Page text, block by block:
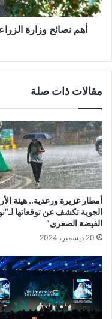
أهم نصائح وزارة
مقالات ذات صلة
أمطار غزيرة ورعدية.. هيئة
الجوية تكشف عن توقعاتها
الفيضة الصغرى”
20 ديسمبر، 2024